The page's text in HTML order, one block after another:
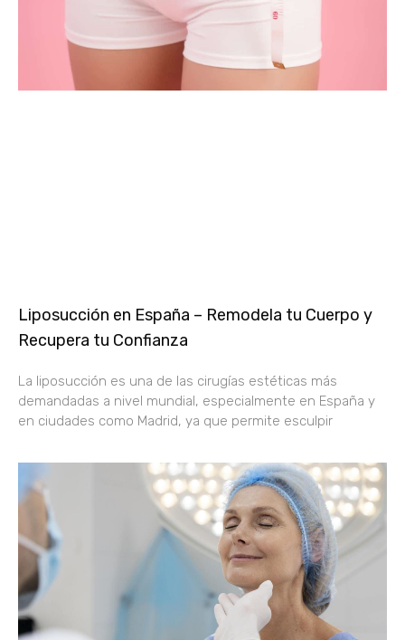
Liposucción en España – Remodela tu Cuerpo y
Recupera tu Confianza
La liposucción es una de las cirugías estéticas más
demandadas a nivel mundial, especialmente en España y
en ciudades como Madrid, ya que permite esculpir